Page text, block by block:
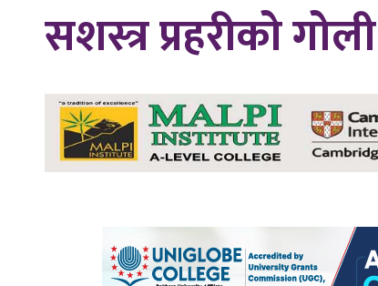
सशस्त्र प्रहरीको